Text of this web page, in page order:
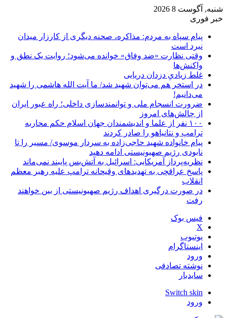
شنبه, آگوست 8 2026
خبر فوری
پیام سپاه به مردم: مذاکره، صحنه دیگری از کارزار میدان
نبرد است
وقتی نظارت «ضد وفاق» خوانده می‌شود؛ روایت یک نطق و
واکنش‌ها
غلط زیادیِ دزدان دریایی
در استخر هم می‌توان شهید شد/ ما آیت الله هاشمی را شهید
می‌دانیم!
ضرورت انسجام ملی و توانمندسازی داخلی؛ راه عبور ایران
از چالش‌های امروز
۱۰۰ نفر از علما و اندیشمندان جهان اسلام حکم محاربه
ترامپ و نتانیاهو را صادر کردند
پیام خانواده شهید حاجی‌زاده به سردار موسوی/ مسیر را تا
نابودی رژیم صهیونیستی ادامه دهید
نظریه‌پرداز آمریکایی: اسرائیل به آتش‌بس پایبند نمی‌ماند
پاسخ عراقچی به تهدیدهای وقیحانه ترامپ علیه رهبر معظم
انقلاب
در صورت درگیری اهداف رژیم صهیونیستی از بین خواهند
رفت
فیس بوک
X
یوتیوب
اینستاگرام
ورود
نوشته تصادفی
سایدبار
Switch skin
ورود